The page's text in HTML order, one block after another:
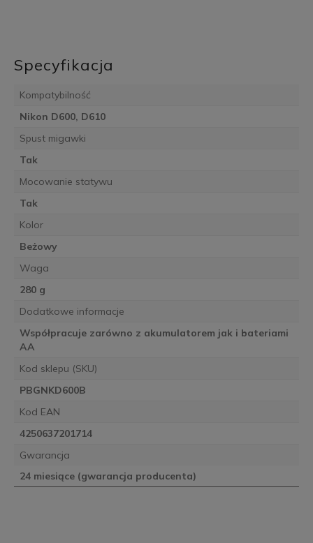
Specyfikacja
Kompatybilność
Nikon D600, D610
Spust migawki
Tak
Mocowanie statywu
Tak
Kolor
Beżowy
Waga
280 g
Dodatkowe informacje
Współpracuje zarówno z akumulatorem jak i bateriami
AA
Kod sklepu (SKU)
PBGNKD600B
Kod EAN
4250637201714
Gwarancja
24 miesiące (gwarancja producenta)